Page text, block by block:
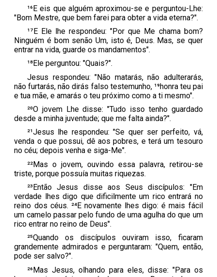
¹⁶E eis que alguém aproximou-se e perguntou-Lhe:
"Bom Mestre, que bem farei para obter a vida eterna?".
¹⁷E Ele lhe respondeu: "Por que Me chama bom?
Ninguém é bom senão Um, isto é, Deus. Mas, se quer
entrar na vida, guarde os mandamentos".
¹⁸Ele perguntou: "Quais?".
Jesus respondeu: "Não matarás, não adulterarás,
não furtarás, não dirás falso testemunho, ¹⁹honra teu pai
e tua mãe, e amarás o teu próximo como a ti mesmo".
²⁰O jovem Lhe disse: "Tudo isso tenho guardado
desde a minha juventude; que me falta ainda?".
²¹Jesus lhe respondeu: "Se quer ser perfeito, vá,
venda o que possui, dê aos pobres, e terá um tesouro
no céu; depois venha e siga-Me".
²²Mas o jovem, ouvindo essa palavra, retirou-se
triste, porque possuía muitas riquezas.
²³Então Jesus disse aos Seus discípulos: "Em
verdade lhes digo que dificilmente um rico entrará no
reino dos céus. ²⁴E novamente lhes digo: é mais fácil
um camelo passar pelo fundo de uma agulha do que um
rico entrar no reino de Deus".
²⁵Quando os discípulos ouviram isso, ficaram
grandemente admirados e perguntaram: "Quem, então,
pode ser salvo?".
²⁶Mas Jesus, olhando para eles, disse: "Para os